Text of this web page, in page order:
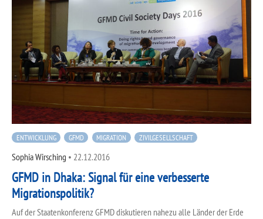
ENTWICKLUNG GFMD MIGRATION ZIVILGESELLSCHAFT
Sophia Wirsching • 22.12.2016
GFMD in Dhaka: Signal für eine verbesserte
Migrationspolitik?
Auf der Staatenkonferenz GFMD diskutieren nahezu alle Länder der Erde